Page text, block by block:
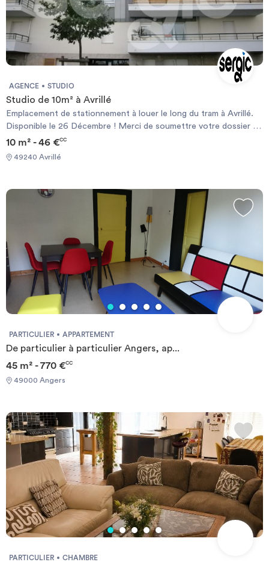
AGENCE STUDIO
Studio de 10m² à Avrillé
Emplacement de stationnement à louer le long du tram à Avrillé.
Disponible le 26 Décembre ! Merci de soumettre votre dossier de
solvabilité sur notre site www.sergic.com en cliquant sur
\"Candidater en ligne\", toute demande de visite ne sera pas
étudiée en l'absence de validation de vos pièces justificatives. Les
disponibles sur le site Géorisque : https://www.georisques.gouv.fr
10 m² - 46 €CC
49240 Avrillé
PARTICULIER APPARTEMENT
De particulier à particulier Angers, ap...
45 m² - 770 €CC
49000 Angers
PARTICULIER CHAMBRE